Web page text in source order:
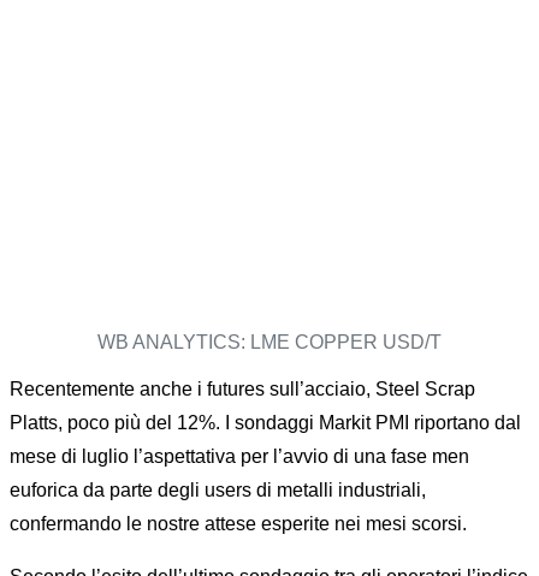
WB ANALYTICS: LME COPPER USD/T
Recentemente anche i futures sull’acciaio, Steel Scrap
Platts, poco più del 12%. I sondaggi Markit PMI riportano dal
mese di luglio l’aspettativa per l’avvio di una fase men
euforica da parte degli users di metalli industriali,
confermando le nostre attese esperite nei mesi scorsi.